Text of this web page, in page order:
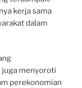
kerja sama
dalam
juga menyoroti
perekonomian